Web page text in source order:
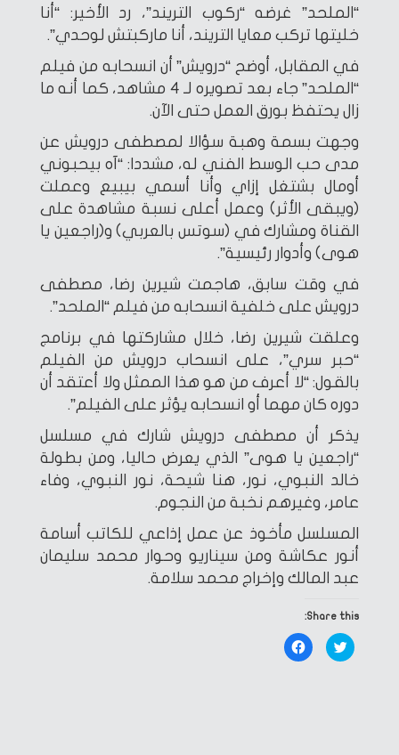
“الملحد” غرضه “ركوب التريند”، رد الأخير: “أنا
خليتها تركب معايا التريند، أنا ماركبتش لوحدي”.
في المقابل، أوضح “درويش” أن انسحابه من فيلم
“الملحد” جاء بعد تصويره لـ 4 مشاهد، كما أنه ما
زال يحتفظ بورق العمل حتى الآن.
وجهت بسمة وهبة سؤالا لمصطفى درويش عن
مدى حب الوسط الفني له، مشددا: “آه بيحبوني
أومال بشتغل إزاي وأنا أسمي بيبيع وعملت
(ويبقى الأثر) وعمل أعلى نسبة مشاهدة على
القناة ومشارك في (سوتس بالعربي) و(راجعين يا
هوى) وأدوار رئيسية”.
في وقت سابق، هاجمت شيرين رضا، مصطفى
درويش على خلفية انسحابه من فيلم “الملحد”.
وعلقت شيرين رضا، خلال مشاركتها في برنامج
“حبر سري”، على انسحاب درويش من الفيلم
بالقول: “لا أعرف من هو هذا الممثل ولا أعتقد أن
دوره كان مهما أو انسحابه يؤثر على الفيلم”.
يذكر أن مصطفى درويش شارك في مسلسل
“راجعين يا هوى” الذي يعرض حاليا، ومن بطولة
خالد النبوي، نور، هنا شيحة، نور النبوي، وفاء
عامر، وغيرهم نخبة من النجوم.
المسلسل مأخوذ عن عمل إذاعي للكاتب أسامة
أنور عكاشة ومن سيناريو وحوار محمد سليمان
عبد المالك وإخراج محمد سلامة.
Share this:
Click
to
share
Click
to